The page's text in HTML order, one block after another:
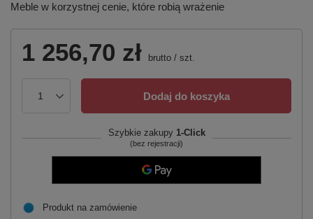
Meble w korzystnej cenie, które robią wrażenie
1 256,70 zł brutto / szt.
Dodaj do koszyka
Szybkie zakupy 1-Click
(bez rejestracji)
Produkt na zamówienie